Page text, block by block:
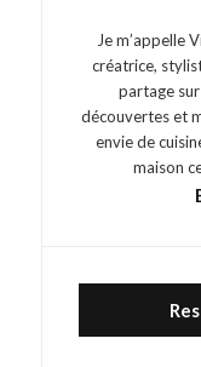
Je m’appelle
créatrice,
partage
découvertes et
envie de
maison